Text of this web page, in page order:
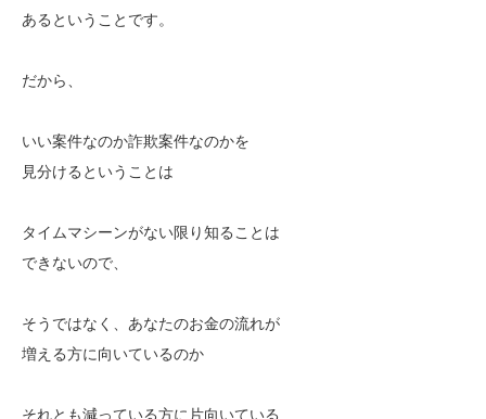
あるということです。
だから、
いい案件なのか詐欺案件なのかを
見分けるということは
タイムマシーンがない限り知ることは
できないので、
そうではなく、あなたのお金の流れが
増える方に向いているのか
それとも減っている方に片向いている